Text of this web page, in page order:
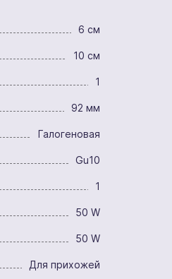
6 см
10 см
1
92 мм
Галогеновая
Gu10
1
50 W
50 W
Для прихожей